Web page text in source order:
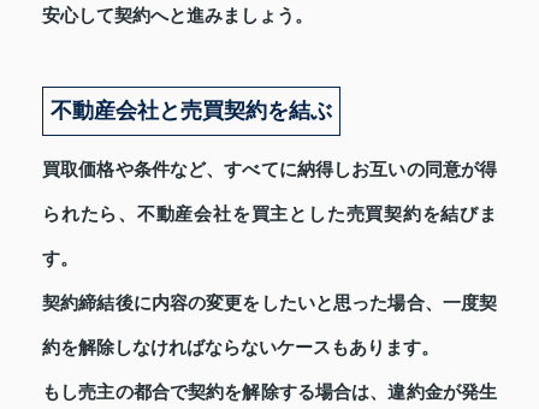
安心して契約へと進みましょう。
不動産会社と売買契約を結ぶ
買取価格や条件など、すべてに納得しお互いの同意が得
られたら、不動産会社を買主とした売買契約を結びま
す。
契約締結後に内容の変更をしたいと思った場合、一度契
約を解除しなければならないケースもあります。
もし売主の都合で契約を解除する場合は、違約金が発生